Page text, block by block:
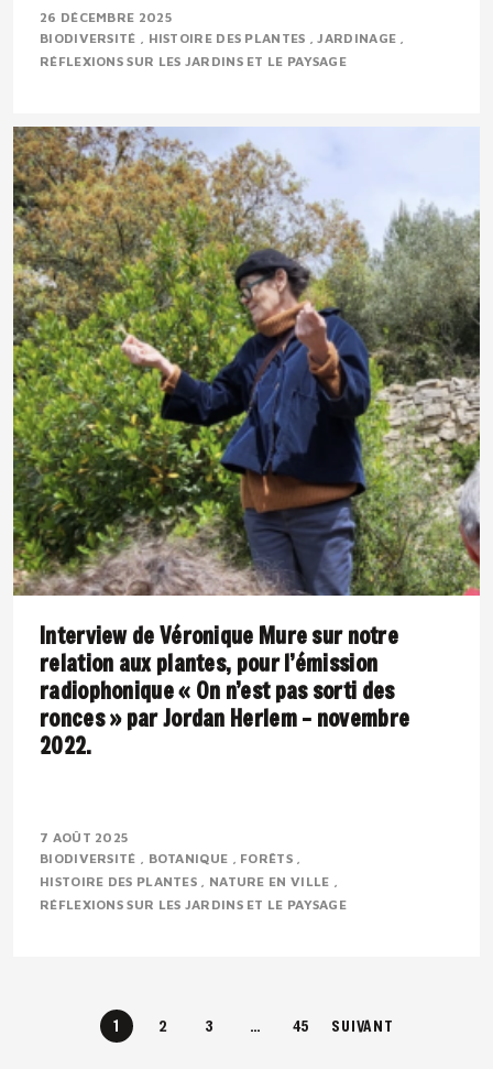
26 DÉCEMBRE 2025
BIODIVERSITÉ
HISTOIRE DES PLANTES
JARDINAGE
RÉFLEXIONS SUR LES JARDINS ET LE PAYSAGE
Interview de Véronique Mure sur notre
relation aux plantes, pour l’émission
radiophonique « On n’est pas sorti des
ronces » par Jordan Herlem – novembre
2022.
ingénieure en agronomie tropicale. Passionnée par la
flore méditerranéenne, elle défend depuis..
7 AOÛT 2025
BIODIVERSITÉ
BOTANIQUE
FORÊTS
HISTOIRE DES PLANTES
NATURE EN VILLE
RÉFLEXIONS SUR LES JARDINS ET LE PAYSAGE
1 2 3 … 45 SUIVANT